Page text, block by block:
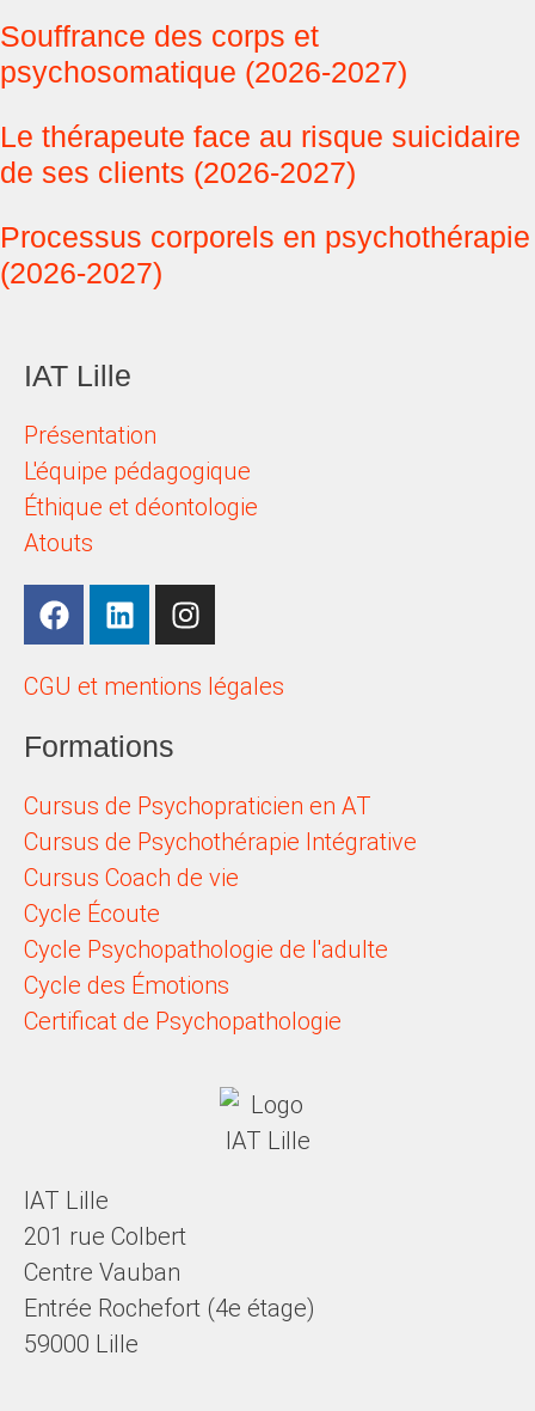
Souffrance des corps et
psychosomatique (2026-2027)
Le thérapeute face au risque suicidaire
de ses clients (2026-2027)
Processus corporels en psychothérapie
(2026-2027)
IAT Lille
Présentation
L'équipe pédagogique
Éthique et déontologie
Atouts
CGU et mentions légales
Formations
Cursus de Psychopraticien en AT
Cursus de Psychothérapie Intégrative
Cursus Coach de vie
Cycle Écoute
Cycle Psychopathologie de l'adulte
Cycle des Émotions
Certificat de Psychopathologie
IAT Lille
201 rue Colbert
Centre Vauban
Entrée Rochefort (4e étage)
59000 Lille